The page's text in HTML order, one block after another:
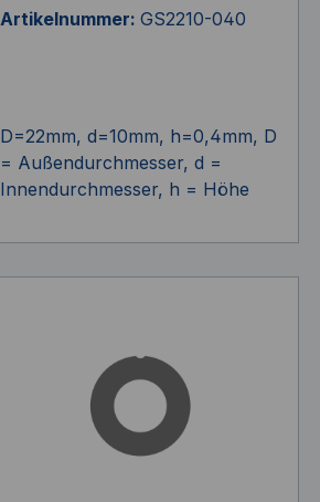
Artikelnummer: GS2210-040
D=22mm, d=10mm, h=0,4mm, D
= Außendurchmesser, d =
Innendurchmesser, h = Höhe